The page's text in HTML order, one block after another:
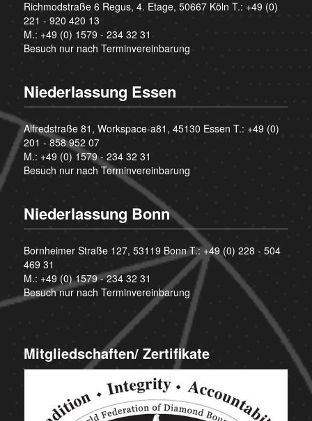
Richmodstraße 6 Regus, 4. Etage, 50667 Köln T.: +49 (0)
221 - 920 420 13
M.: +49 (0) 1579 - 234 32 31
Besuch nur nach Terminvereinbarung
Niederlassung Essen
Alfredstraße 81, Workspace-a81, 45130 Essen T.: +49 (0)
201 - 858 952 07
M.: +49 (0) 1579 - 234 32 31
Besuch nur nach Terminvereinbarung
Niederlassung Bonn
Bornheimer Straße 127, 53119 Bonn T.:+49 (0) 228 - 504
469 31
M.: +49 (0) 1579 - 234 32 31
Besuch nur nach Terminvereinbarung
Mitgliedschaften/ Zertifikate